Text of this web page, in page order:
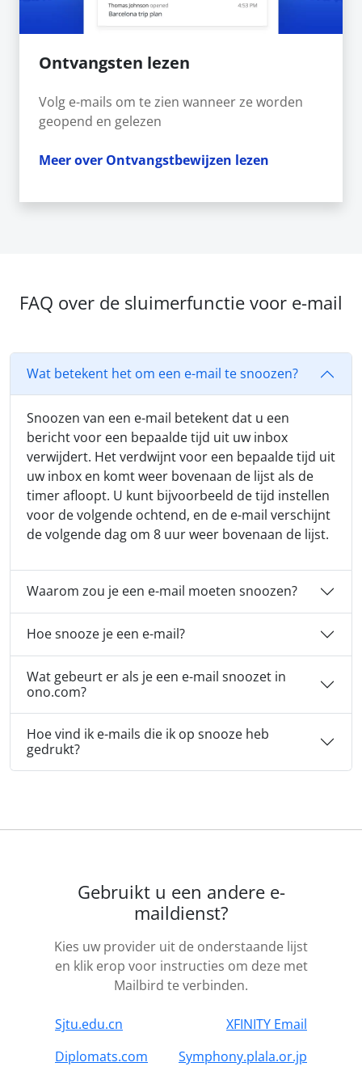
Ontvangsten lezen
Volg e-mails om te zien wanneer ze worden
geopend en gelezen
Meer over Ontvangstbewijzen lezen
FAQ over de sluimerfunctie voor e-mail
Wat betekent het om een e-mail te snoozen?
Snoozen van een e-mail betekent dat u een
bericht voor een bepaalde tijd uit uw inbox
verwijdert. Het verdwijnt voor een bepaalde tijd uit
uw inbox en komt weer bovenaan de lijst als de
timer afloopt. U kunt bijvoorbeeld de tijd instellen
voor de volgende ochtend, en de e-mail verschijnt
de volgende dag om 8 uur weer bovenaan de lijst.
Waarom zou je een e-mail moeten snoozen?
Hoe snooze je een e-mail?
Wat gebeurt er als je een e-mail snoozet in
ono.com?
Hoe vind ik e-mails die ik op snooze heb
gedrukt?
Gebruikt u een andere e-
maildienst?
Kies uw provider uit de onderstaande lijst
en klik erop voor instructies om deze met
Mailbird te verbinden.
Sjtu.edu.cn
XFINITY Email
Diplomats.com
Symphony.plala.or.jp